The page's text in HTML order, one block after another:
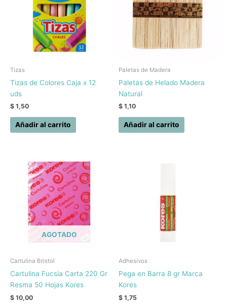
Tizas
Tizas de Colores Caja x 12
uds
$ 1,50
Añadir al carrito
Paletas de Madera
Paletas de Helado Madera
Natural
$ 1,10
Añadir al carrito
AGOTADO
Cartulina Bristol
Cartulina Fucsia Carta 220 Gr
Resma 50 Hojas Kores
$ 10,00
Adhesivos
Pega en Barra 8 gr Marca
Kores
$ 1,75